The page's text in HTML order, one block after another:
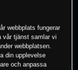
i detta
webbplats fungerar
vår tjänst samlar vi
webbplatsen.
din upplevelse
och anpassa